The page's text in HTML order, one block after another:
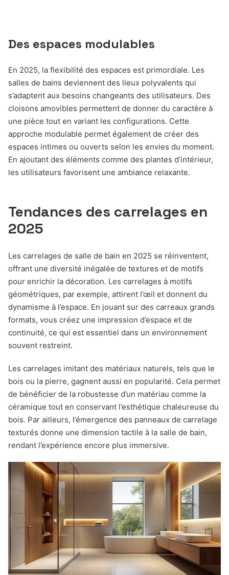
Des espaces modulables
En 2025, la flexibilité des espaces est primordiale. Les
salles de bains deviennent des lieux polyvalents qui
s’adaptent aux besoins changeants des utilisateurs. Des
cloisons amovibles permettent de donner du caractère à
une pièce tout en variant les configurations. Cette
approche modulable permet également de créer des
espaces intimes ou ouverts selon les envies du moment.
En ajoutant des éléments comme des plantes d’intérieur,
les utilisateurs favorisent une ambiance relaxante.
Tendances des carrelages en
2025
Les carrelages de salle de bain en 2025 se réinventent,
offrant une diversité inégalée de textures et de motifs
pour enrichir la décoration. Les carrelages à motifs
géométriques, par exemple, attirent l’œil et donnent du
dynamisme à l’espace. En jouant sur des carreaux grands
formats, vous créez une impression d’espace et de
continuité, ce qui est essentiel dans un environnement
souvent restreint.
Les carrelages imitant des matériaux naturels, tels que le
bois ou la pierre, gagnent aussi en popularité. Cela permet
de bénéficier de la robustesse d’un matériau comme la
céramique tout en conservant l’esthétique chaleureuse du
bois. Par ailleurs, l’émergence des panneaux de carrelage
texturés donne une dimension tactile à la salle de bain,
rendant l’expérience encore plus immersive.